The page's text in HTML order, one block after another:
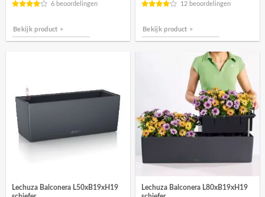
6 beoordelingen
Bekijk product >
12 beoordelingen
Bekijk product >
Lechuza Balconera L50xB19xH19
Lechuza Balconera L80xB19xH19